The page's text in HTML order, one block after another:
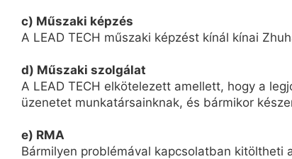
c) Műszaki képzés
A LEAD TECH műszaki képzést kínál kínai
d) Műszaki szolgálat
A LEAD TECH elkötelezett amellett, hogy a
üzenetet munkatársainknak, és bármikor
e) RMA
Bármilyen problémával kapcsolatban kitöltheti